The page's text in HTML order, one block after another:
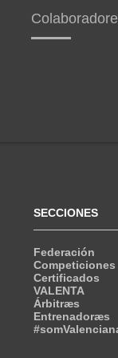
SECCIONES
Federación
Competiciones
Certificados
VALENTA
Árbitræs
Entrenadoræs